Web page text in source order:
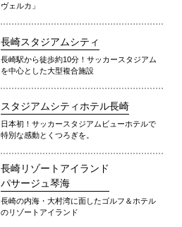
ヴェルカ」
長崎スタジアムシティ
長崎駅から徒歩約10分！サッカースタジアム
を中心とした大型複合施設
スタジアムシティホテル長崎
日本初！サッカースタジアムビューホテルで
特別な感動とくつろぎを。
長崎リゾートアイランド
パサージュ琴海
長崎の内海・大村湾に面したゴルフ＆ホテル
のリゾートアイランド